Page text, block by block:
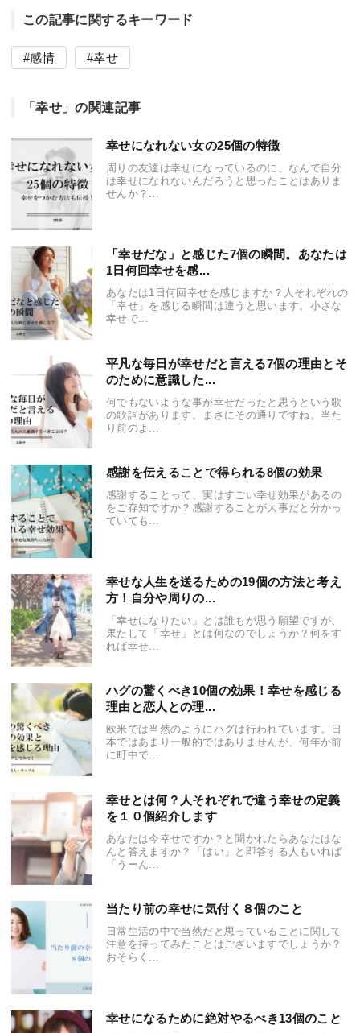
この記事に関するキーワード
感情 幸せ
「幸せ」の関連記事
幸せになれない女の25個の特徴
周りの友達は幸せになっているのに、なんで自分
は幸せになれないんだろうと思ったことはありま
せんか？...
「幸せだな」と感じた7個の瞬間。あなたは
1日何回幸せを感...
あなたは1日何回幸せを感じますか？人それぞれの
「幸せ」を感じる瞬間は違うと思います。小さな
幸せで...
平凡な毎日が幸せだと言える7個の理由とそ
のために意識した...
何でもないような事が幸せだったと思うという歌
の歌詞があります。まさにその通りですね。当た
り前のよ...
感謝を伝えることで得られる8個の効果
感謝することって、実はすごい幸せ効果があるの
をご存知ですか？感謝することが大事だと分かっ
ていても...
幸せな人生を送るための19個の方法と考え
方！自分や周りの...
「幸せになりたい」とは誰もが思う願望ですが、
果たして「幸せ」とは何なのでしょうか？何をす
れば幸せ...
ハグの驚くべき10個の効果！幸せを感じる
理由と恋人との理...
欧米では当然のようにハグは行われています。日
本ではあまり一般的ではありませんが、何年か前
に町中で...
幸せとは何？人それぞれで違う幸せの定義
を１０個紹介します
あなたは今幸せですか？と聞かれたらあなたはな
んと答えますか？「はい」と即答する人もいれば
「うーん...
当たり前の幸せに気付く８個のこと
日常生活の中で当然だと思っていることに関して
注意を持ってみたことはございますでしょうか？
おそらく...
幸せになるために絶対やるべき13個のこと